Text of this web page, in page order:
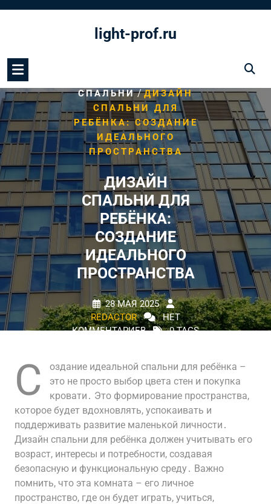
light-prof.ru
СПАЛЬНИ/ДИЗАЙН
СПАЛЬНИ ДЛЯ
РЕБЁНКА: СОЗДАНИЕ
ИДЕАЛЬНОГО
ПРОСТРАНСТВА
ДИЗАЙН
СПАЛЬНИ ДЛЯ
РЕБЁНКА:
СОЗДАНИЕ
ИДЕАЛЬНОГО
ПРОСТРАНСТВА
28 МАЯ 2025
REDACTOR
НЕТ
КОММЕНТАРИЕВ
0 TAGS
С
оздание идеальной спальни для ребёнка –
это не просто выбор цвета стен и покупка
кровати․ Это формирование пространства,
которое будет вдохновлять, успокаивать и
поддерживать развитие маленькой личности․
Дизайн спальни для ребёнка должен учитывать его
возраст, интересы и потребности, создавая
безопасную и функциональную среду․ Важно
помнить, что эта комната – его личное
пространство, где он будет играть, учиться,